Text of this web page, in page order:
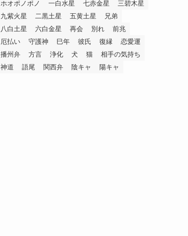
ホオポノポノ
一白水星 七赤金星
三碧木星
九紫火星
二黒土星 五黄土星
兄弟
八白土星
六白金星 再会 別れ
前兆
厄払い
守護神 巳年 彼氏 復縁
恋愛運
播州弁
方言 浄化 犬 猫
相手の気持ち
神道
語尾 関西弁 陰キャ 陽キャ